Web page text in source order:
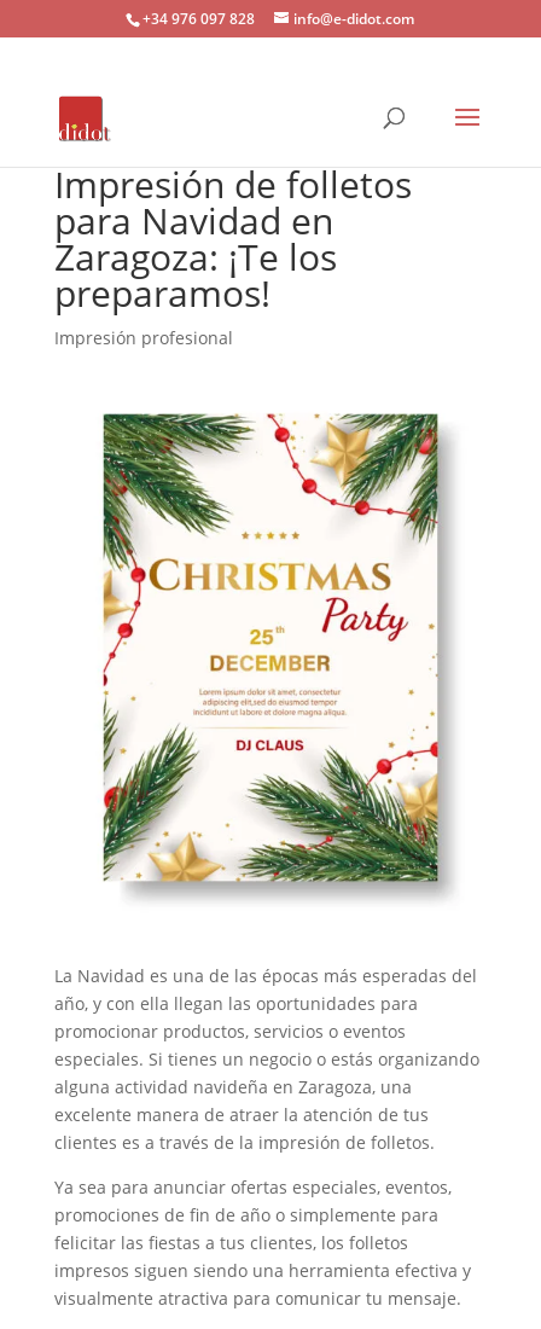
+34 976 097 828 info@e-didot.com
Impresión de folletos
para Navidad en
Zaragoza: ¡Te los
preparamos!
Impresión profesional
La Navidad es una de las épocas más esperadas del
año, y con ella llegan las oportunidades para
promocionar productos, servicios o eventos
especiales. Si tienes un negocio o estás organizando
alguna actividad navideña en Zaragoza, una
excelente manera de atraer la atención de tus
clientes es a través de la impresión de folletos.
Ya sea para anunciar ofertas especiales, eventos,
promociones de fin de año o simplemente para
felicitar las fiestas a tus clientes, los folletos
impresos siguen siendo una herramienta efectiva y
visualmente atractiva para comunicar tu mensaje.